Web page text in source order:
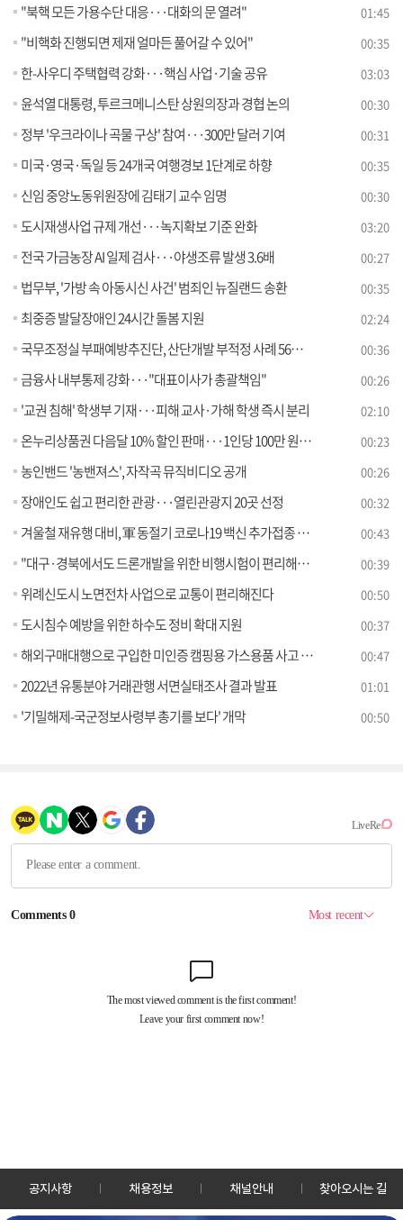
"북핵 모든 가용수단 대응···대화의 문 열려" 01:45
"비핵화 진행되면 제재 얼마든 풀어갈 수 있어" 00:35
한-사우디 주택협력 강화···핵심 사업·기술 공유 03:03
윤석열 대통령, 투르크메니스탄 상원의장과 경협 논의 00:30
정부 '우크라이나 곡물 구상' 참여···300만 달러 기여 00:31
미국·영국·독일 등 24개국 여행경보 1단계로 하향 00:35
신임 중앙노동위원장에 김태기 교수 임명 00:30
도시재생사업 규제 개선···녹지확보 기준 완화 03:20
전국 가금농장 AI 일제 검사···야생조류 발생 3.6배 00:27
법무부, '가방 속 아동시신 사건' 범죄인 뉴질랜드 송환 00:35
최중증 발달장애인 24시간 돌봄 지원 02:24
국무조정실 부패예방추진단, 산단개발 부적정 사례 56건 적발 00:36
금융사 내부통제 강화···"대표이사가 총괄책임" 00:26
'교권 침해' 학생부 기재···피해 교사·가해 학생 즉시 분리 02:10
온누리상품권 다음달 10% 할인 판매···1인당 100만 원까지 00:23
농인밴드 '농밴져스', 자작곡 뮤직비디오 공개 00:26
장애인도 쉽고 편리한 관광···열린관광지 20곳 선정 00:32
겨울철 재유행 대비, 軍 동절기 코로나19 백신 추가접종 실시 00:43
"대구·경북에서도 드론개발을 위한 비행시험이 편리해집니다" 00:39
위례신도시 노면전차 사업으로 교통이 편리해진다 00:50
도시침수 예방을 위한 하수도 정비 확대 지원 00:37
해외구매대행으로 구입한 미인증 캠핑용 가스용품 사고 위험 높아 00:47
2022년 유통분야 거래관행 서면실태조사 결과 발표 01:01
'기밀해제-국군정보사령부 총기를 보다' 개막 00:50
공지사항 채용정보 채널안내 찾아오시는 길